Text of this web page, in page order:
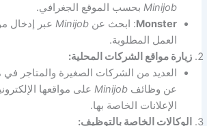
Minijob بحسب الموقع الجغرافي.
Monster: ابحث عنMinijob عبر إدخال
العمل المطلوبة.
زيارة مواقع الشركات المحلية:
العديد من الشركات الصغيرة والمتاجر
عن وظائفMinijob على مواقعها
الإعلانات الخاصة بها.
الوكالات الخاصة بالتوظيف: